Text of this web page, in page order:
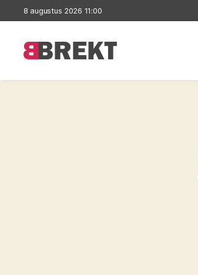
8 augustus 2026 11:00